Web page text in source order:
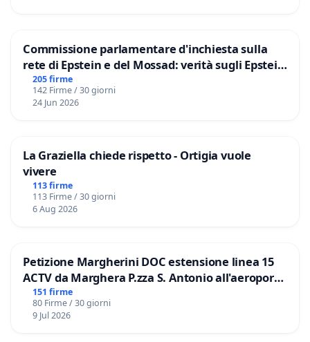
Commissione parlamentare d'inchiesta sulla
rete di Epstein e del Mossad: verità sugli Epstein
Files
205 firme
142 Firme / 30 giorni
24 Jun 2026
La Graziella chiede rispetto - Ortigia vuole
vivere
113 firme
113 Firme / 30 giorni
6 Aug 2026
Petizione Margherini DOC estensione linea 15
ACTV da Marghera P.zza S. Antonio all'aeroporto
Marco Polo tariffa a € 1,50
151 firme
80 Firme / 30 giorni
9 Jul 2026